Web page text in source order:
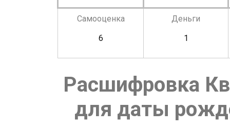
Самооценка
6
Деньги
1
Расшифровка
для даты